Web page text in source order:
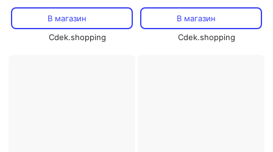
В магазин
Cdek.shopping
В магазин
Cdek.shopping